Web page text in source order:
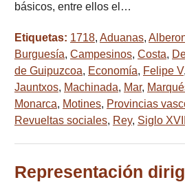
básicos, entre ellos el…
Etiquetas: 1718, Aduanas,
Burguesía, Campesinos, Costa,
de Guipuzcoa, Economía, Felipe V,
Jauntxos, Machinada, Mar,
Monarca, Motines, Provincias
Revueltas sociales, Rey, Siglo XVIII
Representación